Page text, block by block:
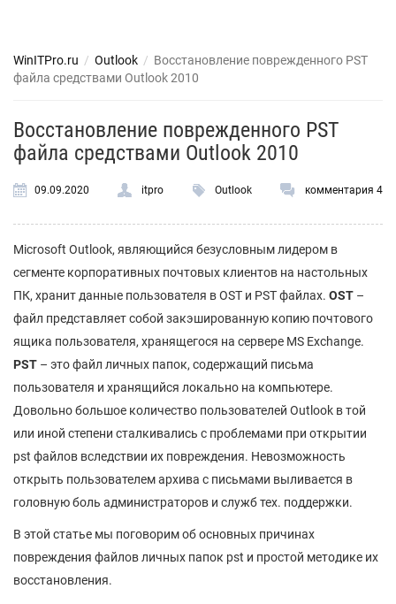
WinITPro.ru / Outlook / Восстановление поврежденного PST
файла средствами Outlook 2010
Восстановление поврежденного PST
файла средствами Outlook 2010
09.09.2020 itpro Outlook комментария 4
Microsoft Outlook, являющийся безусловным лидером в
сегменте корпоративных почтовых клиентов на настольных
ПК, хранит данные пользователя в OST и PST файлах. OST –
файл представляет собой закэшированную копию почтового
ящика пользователя, хранящегося на сервере MS Exchange.
PST – это файл личных папок, содержащий письма
пользователя и хранящийся локально на компьютере.
Довольно большое количество пользователей Outlook в той
или иной степени сталкивались с проблемами при открытии
pst файлов вследствии их повреждения. Невозможность
открыть пользователем архива с письмами выливается в
головную боль администраторов и служб тех. поддержки.
В этой статье мы поговорим об основных причинах
повреждения файлов личных папок pst и простой методике их
восстановления.